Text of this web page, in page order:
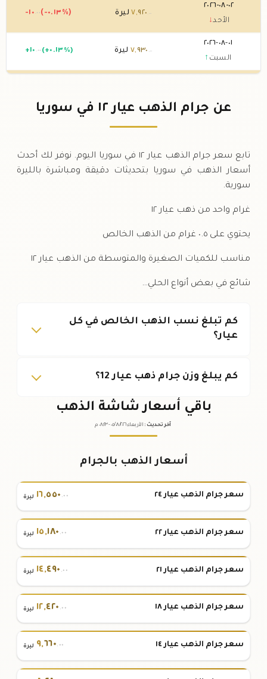
٠٢-٠٨-٢٠٢٦
الأحد↓
٧,٩٢٠ .٠٠ ليرة -١٠ .٠٠ (-٠.١٣%)
٠١-٠٨-٢٠٢٦
السبت ↑
٧,٩٣٠ .٠٠ ليرة +١٠ .٠٠ (+٠.١٣%)
٨,٠٧٠.٠٠ ليرة
عن جرام الذهب عيار ١٢ في سوريا
تابع سعر جرام الذهب عيار ١٢ في سوريا اليوم. نوفر لك أحدث
أسعار الذهب في سوريا بتحديثات دقيقة ومباشرة بالليرة
سورية.
غرام واحد من ذهب عيار ١٢
يحتوي على ٠.٥ غرام من الذهب الخالص
مناسب للكميات الصغيرة والمتوسطة من الذهب عيار ١٢
شائع في بعض أنواع الحلي…
كم تبلغ نسب الذهب الخالص في كل
عيار؟
كم يبلغ وزن جرام ذهب عيار 12؟
باقي أسعار شاشة الذهب
آخر تحديث : الأربعاء ٠٥ /٠٨/٢٠٢٦ - ٠٨:٢٣م
أسعار الذهب بالجرام
سعر جرام الذهب عيار ٢٤ ١٦,٥٥٠ .٠٠ ليرة
سعر جرام الذهب عيار ٢٢ ١٥,١٨٠ .٠٠ ليرة
سعر جرام الذهب عيار ٢١ ١٤,٤٩٠ .٠٠ ليرة
سعر جرام الذهب عيار ١٨ ١٢,٤٢٠ .٠٠ ليرة
سعر جرام الذهب عيار ١٤ ٩,٦٦٠.٠٠ ليرة